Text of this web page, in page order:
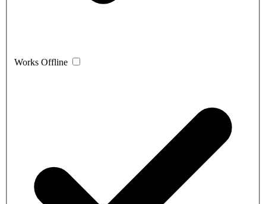
Works Offline